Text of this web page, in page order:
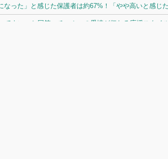
った」と感じた保護者は約67%！「やや高いと感じ
よい」と回答。チームへの愛情が伝わる応援スタイ